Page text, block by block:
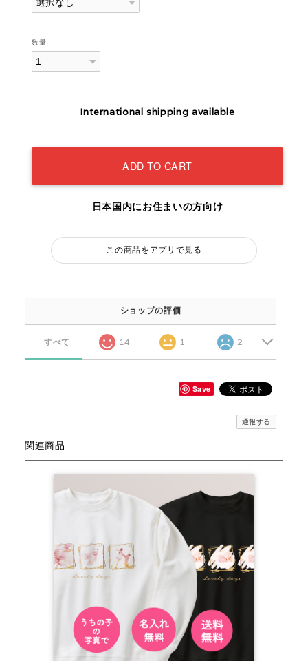
数量
International shipping available
ADD TO CART
日本国内にお住まいの方向け
この商品をアプリで見る
ショップの評価
すべて 14 1 2
Save
通報する
関連商品